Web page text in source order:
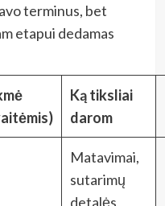
terminus, bet
etapui dedamas
Ką tiksliai
darom
Matavimai,
sutarimų
detalės,